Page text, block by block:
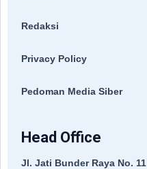
Redaksi
Privacy Policy
Pedoman Media Siber
Head Office
Jl. Jati Bunder Raya No. 11